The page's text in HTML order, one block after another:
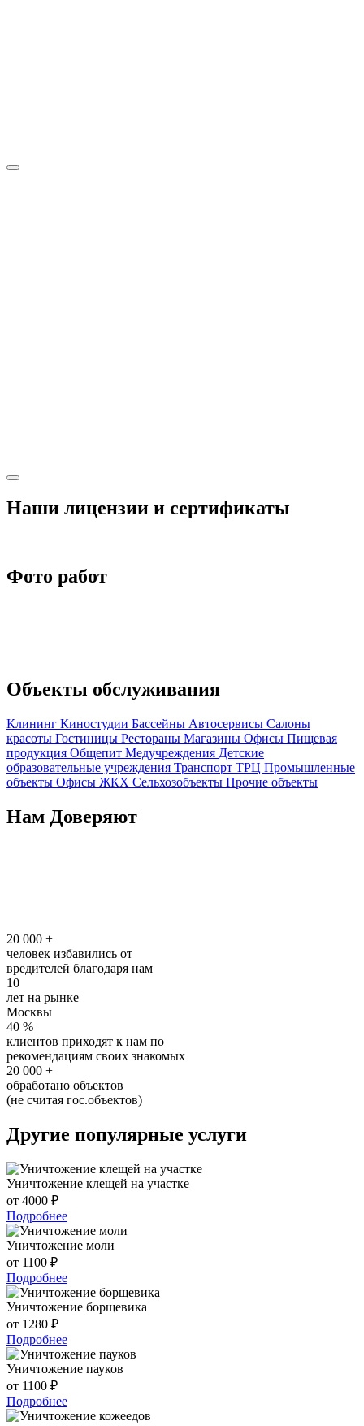
Наши лицензии и сертификаты
Фото работ
Объекты обслуживания
Клининг Киностудии Бассейны Автосервисы Салоны
красоты Гостиницы Рестораны Магазины Офисы Пищевая
продукция Общепит Медучреждения Детские
образовательные учреждения Транспорт ТРЦ Промышленные
объекты Офисы ЖКХ Сельхозобъекты Прочие объекты
Нам Доверяют
20 000 +
человек избавились от
вредителей благодаря нам
10
лет на рынке
Москвы
40 %
клиентов приходят к нам по
рекомендациям своих знакомых
20 000 +
обработано объектов
(не считая гос.объектов)
Другие популярные услуги
Уничтожение клещей на участке
от 4000 ₽
Подробнее
Уничтожение моли
от 1100 ₽
Подробнее
Уничтожение борщевика
от 1280 ₽
Подробнее
Уничтожение пауков
от 1100 ₽
Подробнее